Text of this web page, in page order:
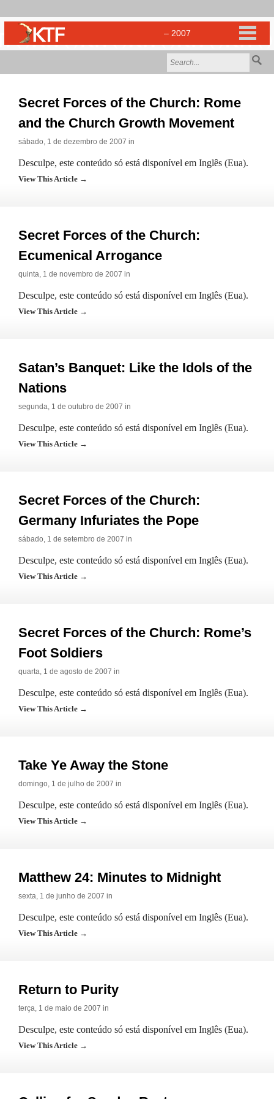
Secret Forces of the Church: Rome
and the Church Growth Movement
sábado, 1 de dezembro de 2007 in
Desculpe, este conteúdo só está disponível em Inglês (Eua).
View This Article →
Secret Forces of the Church:
Ecumenical Arrogance
quinta, 1 de novembro de 2007 in
Desculpe, este conteúdo só está disponível em Inglês (Eua).
View This Article →
Satan’s Banquet: Like the Idols of the
Nations
segunda, 1 de outubro de 2007 in
Desculpe, este conteúdo só está disponível em Inglês (Eua).
View This Article →
Secret Forces of the Church:
Germany Infuriates the Pope
sábado, 1 de setembro de 2007 in
Desculpe, este conteúdo só está disponível em Inglês (Eua).
View This Article →
Secret Forces of the Church: Rome’s
Foot Soldiers
quarta, 1 de agosto de 2007 in
Desculpe, este conteúdo só está disponível em Inglês (Eua).
View This Article →
Take Ye Away the Stone
domingo, 1 de julho de 2007 in
Desculpe, este conteúdo só está disponível em Inglês (Eua).
View This Article →
Matthew 24: Minutes to Midnight
sexta, 1 de junho de 2007 in
Desculpe, este conteúdo só está disponível em Inglês (Eua).
View This Article →
Return to Purity
terça, 1 de maio de 2007 in
Desculpe, este conteúdo só está disponível em Inglês (Eua).
View This Article →